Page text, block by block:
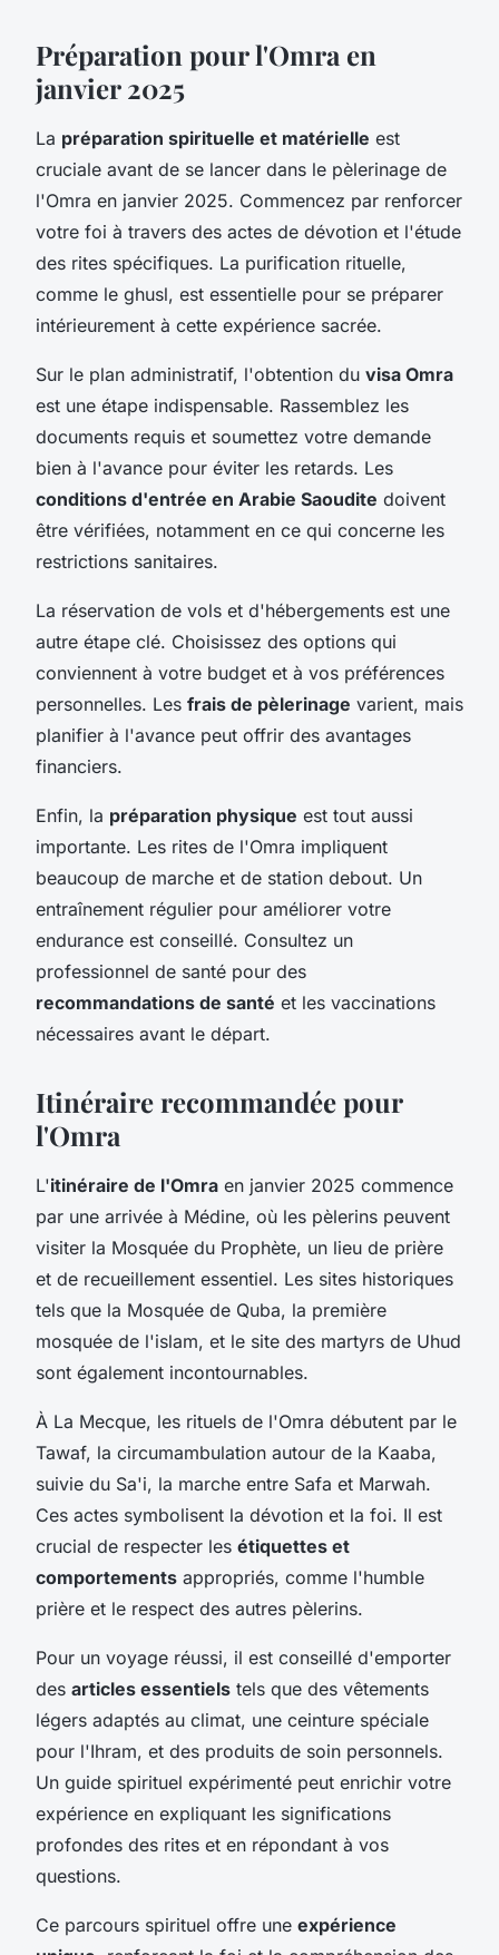
Préparation pour l'Omra en
janvier 2025
La préparation spirituelle et matérielle est
cruciale avant de se lancer dans le pèlerinage de
l'Omra en janvier 2025. Commencez par renforcer
votre foi à travers des actes de dévotion et l'étude
des rites spécifiques. La purification rituelle,
comme le ghusl, est essentielle pour se préparer
intérieurement à cette expérience sacrée.
Sur le plan administratif, l'obtention du visa Omra
est une étape indispensable. Rassemblez les
documents requis et soumettez votre demande
bien à l'avance pour éviter les retards. Les
conditions d'entrée en Arabie Saoudite doivent
être vérifiées, notamment en ce qui concerne les
restrictions sanitaires.
La réservation de vols et d'hébergements est une
autre étape clé. Choisissez des options qui
conviennent à votre budget et à vos préférences
personnelles. Les frais de pèlerinage varient, mais
planifier à l'avance peut offrir des avantages
financiers.
Enfin, la préparation physique est tout aussi
importante. Les rites de l'Omra impliquent
beaucoup de marche et de station debout. Un
entraînement régulier pour améliorer votre
endurance est conseillé. Consultez un
professionnel de santé pour des
recommandations de santé et les vaccinations
nécessaires avant le départ.
Itinéraire recommandée pour
l'Omra
L'itinéraire de l'Omra en janvier 2025 commence
par une arrivée à Médine, où les pèlerins peuvent
visiter la Mosquée du Prophète, un lieu de prière
et de recueillement essentiel. Les sites historiques
tels que la Mosquée de Quba, la première
mosquée de l'islam, et le site des martyrs de Uhud
sont également incontournables.
À La Mecque, les rituels de l'Omra débutent par le
Tawaf, la circumambulation autour de la Kaaba,
suivie du Sa'i, la marche entre Safa et Marwah.
Ces actes symbolisent la dévotion et la foi. Il est
crucial de respecter les étiquettes et
comportements appropriés, comme l'humble
prière et le respect des autres pèlerins.
Pour un voyage réussi, il est conseillé d'emporter
des articles essentiels tels que des vêtements
légers adaptés au climat, une ceinture spéciale
pour l'Ihram, et des produits de soin personnels.
Un guide spirituel expérimenté peut enrichir votre
expérience en expliquant les significations
profondes des rites et en répondant à vos
questions.
Ce parcours spirituel offre une expérience